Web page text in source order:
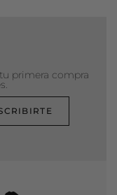
primera compra